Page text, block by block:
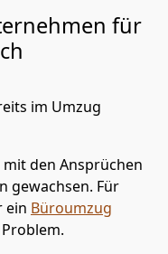
für
im Umzug
den Ansprüchen
gewachsen. Für
ein Büroumzug